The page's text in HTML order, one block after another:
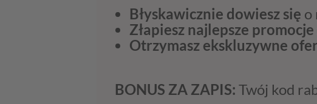
Błyskawicznie dowiesz się o
Złapiesz najlepsze promocje
Otrzymasz ekskluzywne
BONUS ZA ZAPIS: Twój kod